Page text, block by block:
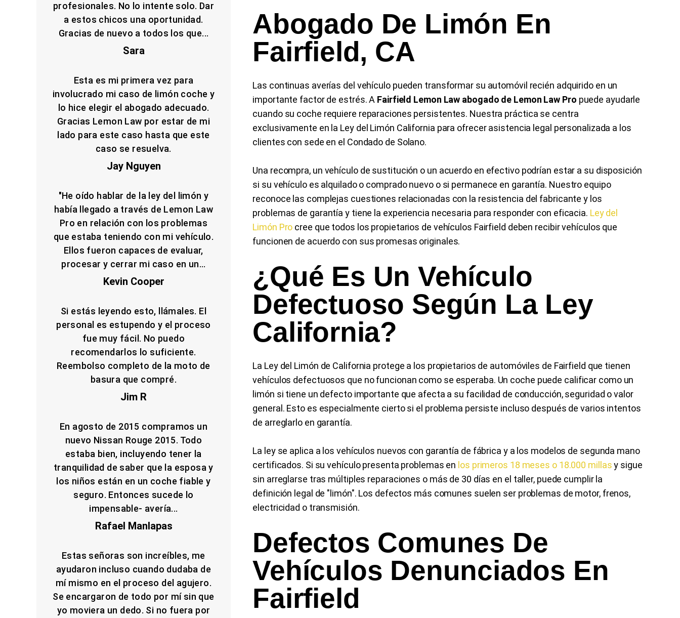
Abogado De Limón En
Fairfield, CA
Las continuas averías del vehículo pueden transformar su automóvil recién adquirido en un
importante factor de estrés. A Fairfield Lemon Law abogado de Lemon Law Pro puede ayudarle
cuando su coche requiere reparaciones persistentes. Nuestra práctica se centra
exclusivamente en la Ley del Limón California para ofrecer asistencia legal personalizada a los
clientes con sede en el Condado de Solano.
Una recompra, un vehículo de sustitución o un acuerdo en efectivo podrían estar a su disposición
si su vehículo es alquilado o comprado nuevo o si permanece en garantía. Nuestro equipo
reconoce las complejas cuestiones relacionadas con la resistencia del fabricante y los
problemas de garantía y tiene la experiencia necesaria para responder con eficacia. Ley del
Limón Pro cree que todos los propietarios de vehículos Fairfield deben recibir vehículos que
funcionen de acuerdo con sus promesas originales.
¿Qué Es Un Vehículo
Defectuoso Según La Ley
California?
La Ley del Limón de California protege a los propietarios de automóviles de Fairfield que tienen
vehículos defectuosos que no funcionan como se esperaba. Un coche puede calificar como un
limón si tiene un defecto importante que afecta a su facilidad de conducción, seguridad o valor
general. Esto es especialmente cierto si el problema persiste incluso después de varios intentos
de arreglarlo en garantía.
La ley se aplica a los vehículos nuevos con garantía de fábrica y a los modelos de segunda mano
certificados. Si su vehículo presenta problemas en los primeros 18 meses o 18.000 millasy sigue
sin arreglarse tras múltiples reparaciones o más de 30 días en el taller, puede cumplir la
definición legal de "limón". Los defectos más comunes suelen ser problemas de motor, frenos,
electricidad o transmisión.
Defectos Comunes De
Vehículos Denunciados En
Fairfield
profesionales. No lo intente solo. Dar
a estos chicos una oportunidad.
Gracias de nuevo a todos los que...
Sara
Esta es mi primera vez para
involucrado mi caso de limón coche y
lo hice elegir el abogado adecuado.
Gracias Lemon Law por estar de mi
lado para este caso hasta que este
caso se resuelva.
Jay Nguyen
"He oído hablar de la ley del limón y
había llegado a través de Lemon Law
Pro en relación con los problemas
que estaba teniendo con mi vehículo.
Ellos fueron capaces de evaluar,
procesar y cerrar mi caso en un...
Kevin Cooper
Si estás leyendo esto, llámales. El
personal es estupendo y el proceso
fue muy fácil. No puedo
recomendarlos lo suficiente.
Reembolso completo de la moto de
basura que compré.
Jim R
En agosto de 2015 compramos un
nuevo Nissan Rouge 2015. Todo
estaba bien, incluyendo tener la
tranquilidad de saber que la esposa y
los niños están en un coche fiable y
seguro. Entonces sucede lo
impensable- avería...
Rafael Manlapas
Estas señoras son increíbles, me
ayudaron incluso cuando dudaba de
mí mismo en el proceso del agujero.
Se encargaron de todo por mí sin que
yo moviera un dedo. Si no fuera por